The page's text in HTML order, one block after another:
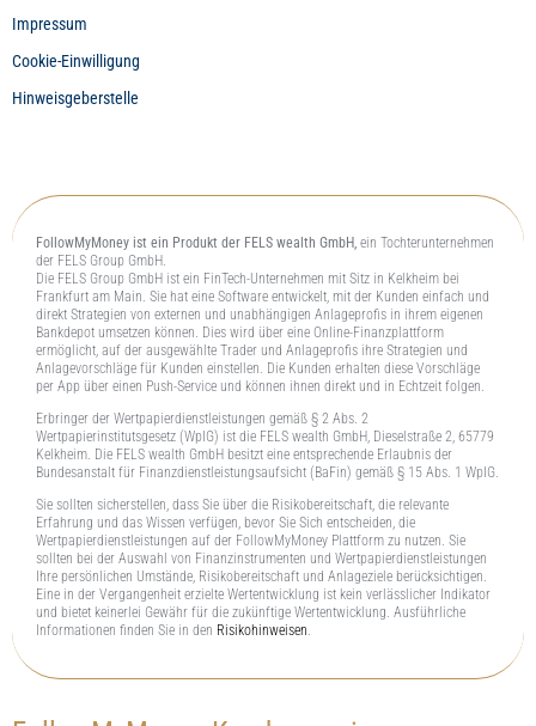
Impressum
Cookie-Einwilligung
Hinweisgeberstelle
FollowMyMoney ist ein Produkt der FELS wealth GmbH, ein Tochterunternehmen
der FELS Group GmbH.
Die FELS Group GmbH ist ein FinTech-Unternehmen mit Sitz in Kelkheim bei
Frankfurt am Main. Sie hat eine Software entwickelt, mit der Kunden einfach und
direkt Strategien von externen und unabhängigen Anlageprofis in ihrem eigenen
Bankdepot umsetzen können. Dies wird über eine Online-Finanzplattform
ermöglicht, auf der ausgewählte Trader und Anlageprofis ihre Strategien und
Anlagevorschläge für Kunden einstellen. Die Kunden erhalten diese Vorschläge
per App über einen Push-Service und können ihnen direkt und in Echtzeit folgen.
Erbringer der Wertpapierdienstleistungen gemäß § 2 Abs. 2
Wertpapierinstitutsgesetz (WpIG) ist die FELS wealth GmbH, Dieselstraße 2, 65779
Kelkheim. Die FELS wealth GmbH besitzt eine entsprechende Erlaubnis der
Bundesanstalt für Finanzdienstleistungsaufsicht (BaFin) gemäß § 15 Abs. 1 WpIG.
Sie sollten sicherstellen, dass Sie über die Risikobereitschaft, die relevante
Erfahrung und das Wissen verfügen, bevor Sie Sich entscheiden, die
Wertpapierdienstleistungen auf der FollowMyMoney Plattform zu nutzen. Sie
sollten bei der Auswahl von Finanzinstrumenten und Wertpapierdienstleistungen
Ihre persönlichen Umstände, Risikobereitschaft und Anlageziele berücksichtigen.
Eine in der Vergangenheit erzielte Wertentwicklung ist kein verlässlicher Indikator
und bietet keinerlei Gewähr für die zukünftige Wertentwicklung. Ausführliche
Informationen finden Sie in den Risikohinweisen